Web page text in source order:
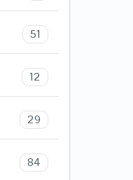
51
12
29
84